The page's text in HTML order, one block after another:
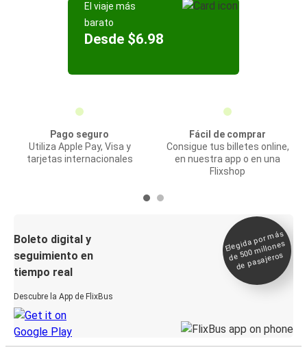
El viaje más
barato
Desde $6.98
Pago seguro
Utiliza Apple Pay, Visa y
tarjetas internacionales
Fácil de comprar
Consigue tus billetes online,
en nuestra app o en una
Flixshop
Boleto digital y
seguimiento en
tiempo real
Descubre la App de FlixBus
Elegida por
más
de 500
millones
de pasajeros